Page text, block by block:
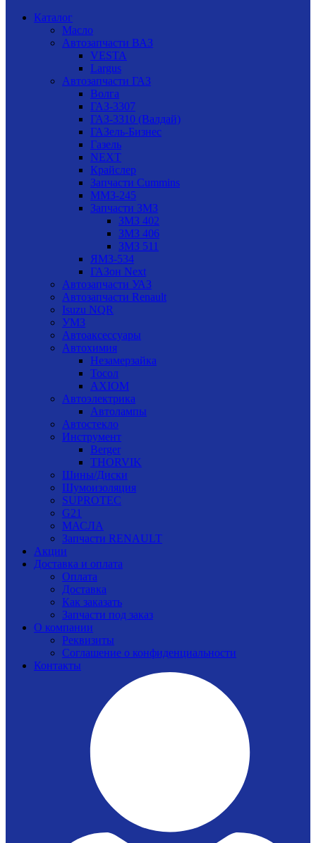
Каталог
Масло
Автозапчасти ВАЗ
VESTA
Largus
Автозапчасти ГАЗ
Волга
ГАЗ-3307
ГАЗ-3310 (Валдай)
ГАЗель-Бизнес
Газель
NEXT
Крайслер
Запчасти Cummins
ММЗ-245
Запчасти ЗМЗ
ЗМЗ 402
ЗМЗ 406
ЗМЗ 511
ЯМЗ-534
ГАЗон Next
Автозапчасти УАЗ
Автозапчасти Renault
Isuzu NQR
УМЗ
Автоаксессуары
Автохимия
Незамерзайка
Тосол
AXIOM
Автоэлектрика
Автолампы
Автостекло
Инструмент
Berger
THORVIK
Шины/Диски
Шумоизоляция
SUPROTEC
G21
МАСЛА
Запчасти RENAULT
Акции
Доставка и оплата
Оплата
Доставка
Как заказать
Запчасти под заказ
О компании
Реквизиты
Соглашение о конфиденциальности
Контакты